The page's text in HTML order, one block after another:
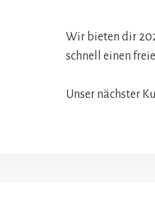
Wir bieten dir
schnell einen
Unser nächster